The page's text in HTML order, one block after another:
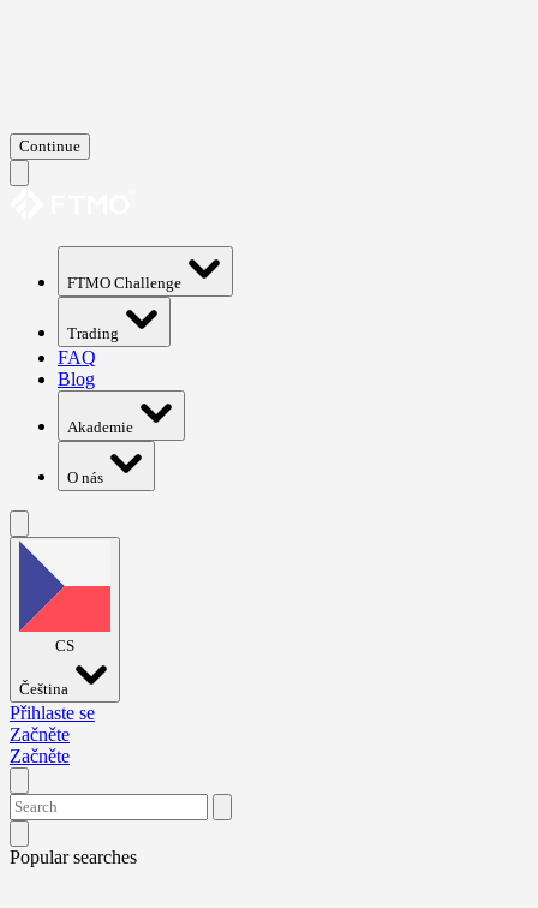
Continue
FTMO Challenge
Trading
FAQ
Blog
Akademie
O nás
CS
Čeština
Přihlaste se
Začněte
Začněte
Popular searches